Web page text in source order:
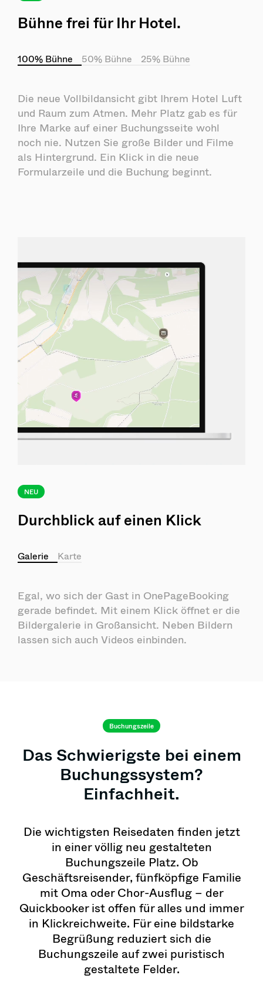
Bühne frei für Ihr Hotel.
100% Bühne 50% Bühne 25% Bühne
Die neue Vollbildansicht gibt Ihrem Hotel Luft
und Raum zum Atmen. Mehr Platz gab es für
Ihre Marke auf einer Buchungsseite wohl
noch nie. Nutzen Sie große Bilder und Filme
als Hintergrund. Ein Klick in die neue
Formularzeile und die Buchung beginnt.
NEU
Durchblick auf einen Klick
Galerie Karte
Egal, wo sich der Gast in OnePageBooking
gerade befindet. Mit einem Klick öffnet er die
Bildergalerie in Großansicht. Neben Bildern
lassen sich auch Videos einbinden.
Buchungszeile
Das Schwierigste bei einem
Buch­ungs­sys­tem?
Einfachheit.
Die wichtigsten Reisedaten finden jetzt
in einer völlig neu gestalteten
Buchungszeile Platz. Ob
Geschäftsreisender, fünfköpfige Familie
mit Oma oder Chor-Ausflug – der
Quickbooker ist offen für alles und immer
in Klickreichweite. Für eine bildstarke
Begrüßung reduziert sich die
Buchungszeile auf zwei puristisch
gestaltete Felder.